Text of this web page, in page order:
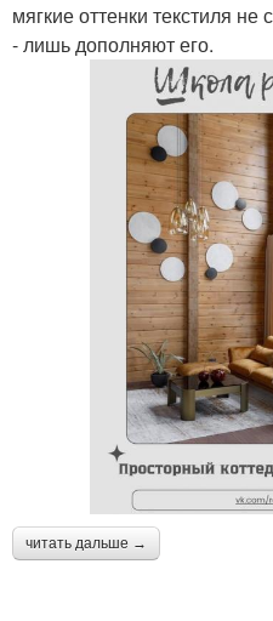
мягкие оттенки текстиля
- лишь дополняют его.
читать дальше →